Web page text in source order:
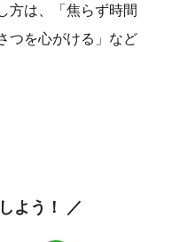
方は、「焦らず時間
つを心がける」など
よう！ ／